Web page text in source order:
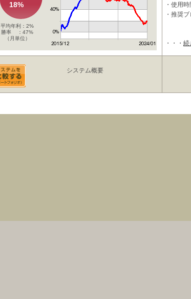
18%
平均年利：2%
勝率 ：47%
（月単位）
・使用
・推奨
～概要～
高収益
・・・ 続
システム概要